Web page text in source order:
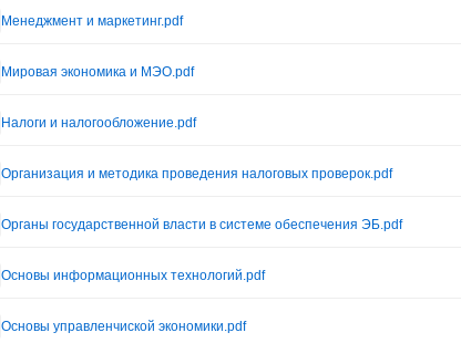
Менеджмент и маркетинг.pdf
Мировая экономика и МЭО.pdf
Налоги и налогообложение.pdf
Организация и методика проведения налоговых проверок.pdf
Органы государственной власти в системе обеспечения ЭБ.pdf
Основы информационных технологий.pdf
Основы управленчиской экономики.pdf